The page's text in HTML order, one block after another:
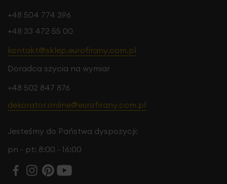
+48 504 774 396
+48 33 472 55 00
kontakt@sklep.eurofirany.com.pl
Doradca szycia na wymiar
+48 502 847 876
dekorator.online@eurofirany.com.pl
Jesteśmy do Państwa dyspozycji:
pn - pt: 8:00 - 16:00